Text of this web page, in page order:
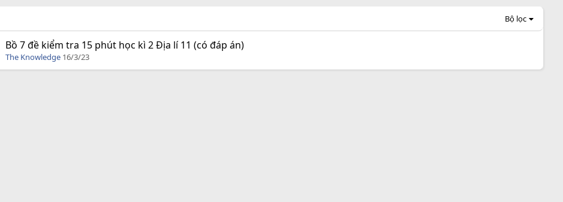
Bộ lọc
Bồ 7 đề kiểm tra 15 phút học kì 2 Địa lí 11 (có đáp án)
The Knowledge 16/3/23